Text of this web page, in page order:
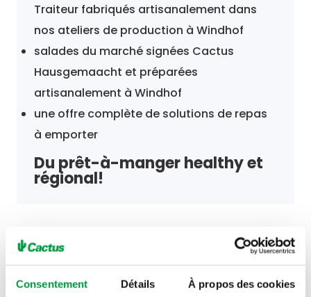
Consentement Détails À propos des cookies
Traiteur fabriqués artisanalement dans
nos ateliers de production à Windhof
salades du marché signées Cactus
Hausgemaacht et préparées
artisanalement à Windhof
une offre complète de solutions de repas
à emporter
Du prêt-à-manger healthy et
régional!
Horaires